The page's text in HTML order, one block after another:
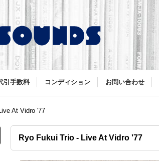
引手数料 コンディション お問い合わせ
At Vidro '77
Ryo Fukui Trio - Live At Vidro '77